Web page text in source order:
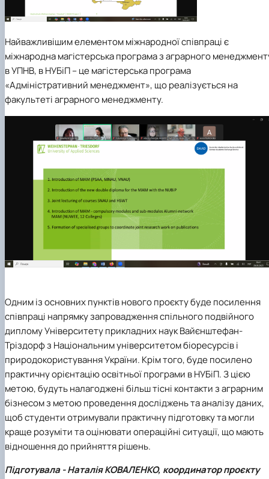
Найважливішим елементом міжнародної співпраці є
міжнародна магістерська програма з аграрного
в УПНВ, в НУБіП – це магістерська програма
«Адміністративний менеджмент», що реалізується на
факультеті аграрного менеджменту.
Одним із основних пунктів нового проєкту буде посилення
співпраці напрямку запровадження спільного подвійного
диплому Університету прикладних наук Вайєнштефан-
Тріздорф з Національним університетом біоресурсів і
природокористування України. Крім того, буде посилено
практичну орієнтацію освітньої програми в НУБіП. З цією
метою, будуть налагоджені більш тісні контакти з аграрним
бізнесом з метою проведення досліджень та аналізу даних,
щоб студенти отримували практичну підготовку та могли
краще розуміти та оцінювати операційні ситуації, що мають
відношення до прийняття рішень.
Підготувала - Наталія КОВАЛЕНКО, координатор проєкту